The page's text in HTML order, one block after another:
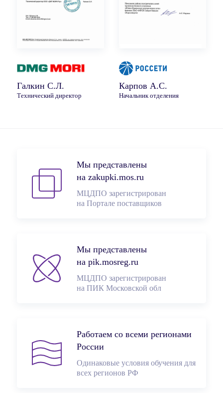
Галкин С.Л.
Технический директор
Карпов А.С.
Начальник отделения
Мы представлены
на zakupki.mos.ru
МЦДПО зарегистрирован
на Портале поставщиков
Мы представлены
на pik.mosreg.ru
МЦДПО зарегистрирован
на ПИК Московской обл
Работаем со всеми регионами
России
Одинаковые условия обучения для
всех регионов РФ